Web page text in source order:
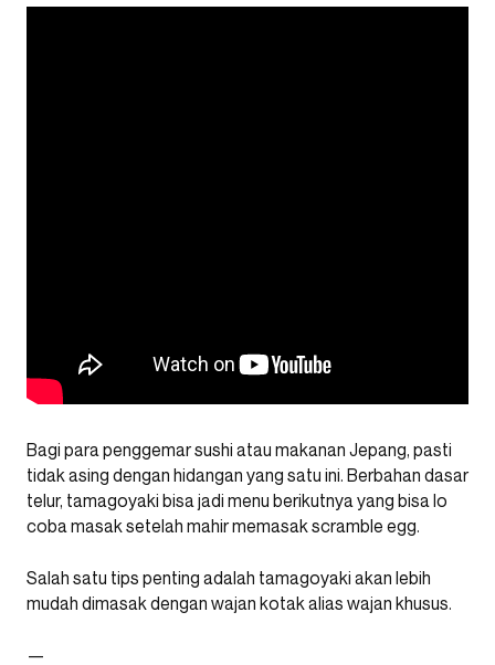
Bagi para penggemar sushi atau makanan Jepang, pasti
tidak asing dengan hidangan yang satu ini. Berbahan dasar
telur, tamagoyaki bisa jadi menu berikutnya yang bisa lo
coba masak setelah mahir memasak scramble egg.
Salah satu tips penting adalah tamagoyaki akan lebih
mudah dimasak dengan wajan kotak alias wajan khusus.
—